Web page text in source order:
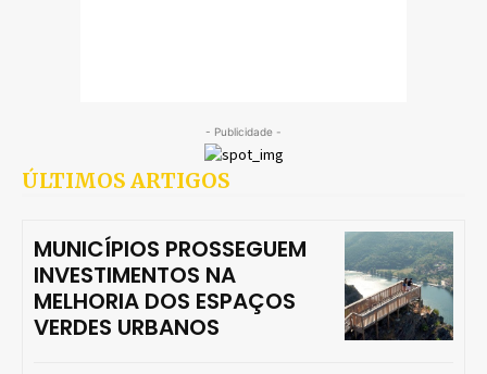
- Publicidade -
ÚLTIMOS ARTIGOS
MUNICÍPIOS PROSSEGUEM
INVESTIMENTOS NA
MELHORIA DOS ESPAÇOS
VERDES URBANOS